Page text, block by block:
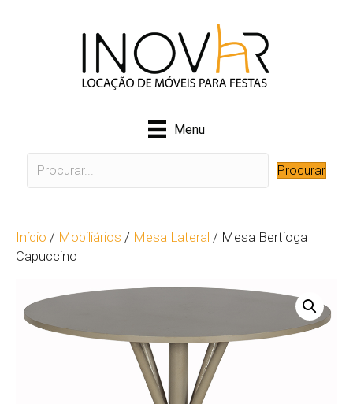
Menu
Procurar
Início / Mobiliários / Mesa Lateral / Mesa Bertioga
Capuccino